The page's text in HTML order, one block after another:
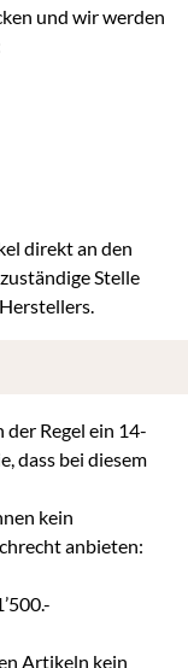
und wir werden
direkt an den
Stelle
Regel ein 14-
dass bei diesem
kein
anbieten:
Artikeln kein